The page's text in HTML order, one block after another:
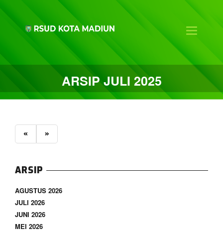
Toggle
ARSIP JULI 2025
« »
ARSIP
AGUSTUS 2026
JULI 2026
JUNI 2026
MEI 2026